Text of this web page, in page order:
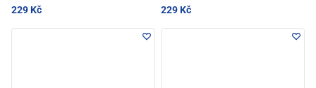
229 Kč 229 Kč